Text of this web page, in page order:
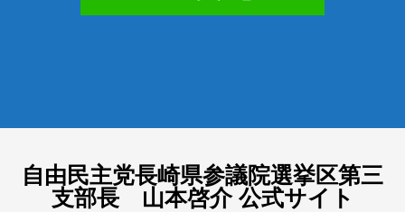
自由民主党長崎県参議院選挙区第三
支部長 山本啓介 公式サイト